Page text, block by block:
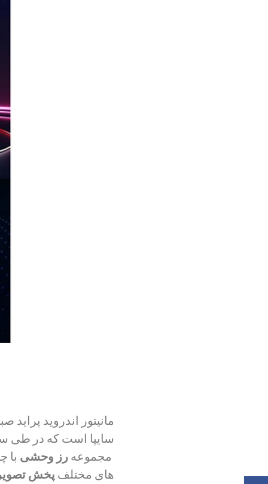
مانیتور اندروید
سایپا است که در طی
مجموعه رز وحشی با
های مختلف پخش